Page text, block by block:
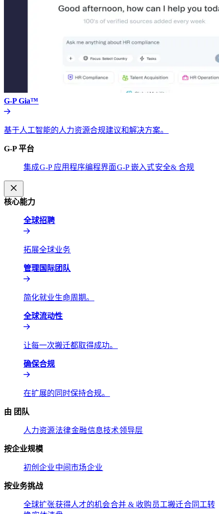
G-P Gia™​​
基于人工智能的人力资源合规建议和解决方案。​​
G-P 平台​​
集成​​G-P 应用程序编程界面​​G-P 嵌入式​​安全& 合规​​
核心能力​​
全球招聘​​
拓展全球业务​​
管理国际团队​​
简化就业生命周期。​​
全球流动性​​
让每一次搬迁都取得成功。​​
确保合规​​
在扩展的同时保持合规。​​
由 团队​​
人力资源​​法律​​金融​​信息技术​​领导层​​
按企业规模​​
初创企业​​中间市场​​企业​​
按业务挑战​​
全球扩张​​获得人才的机会​​合并 & 收购​​ 员工搬迁​​合同工转